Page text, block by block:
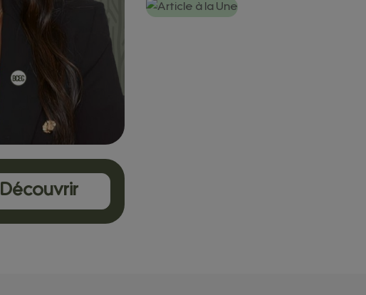
Découvrir
BCEG redéfinit les standards du